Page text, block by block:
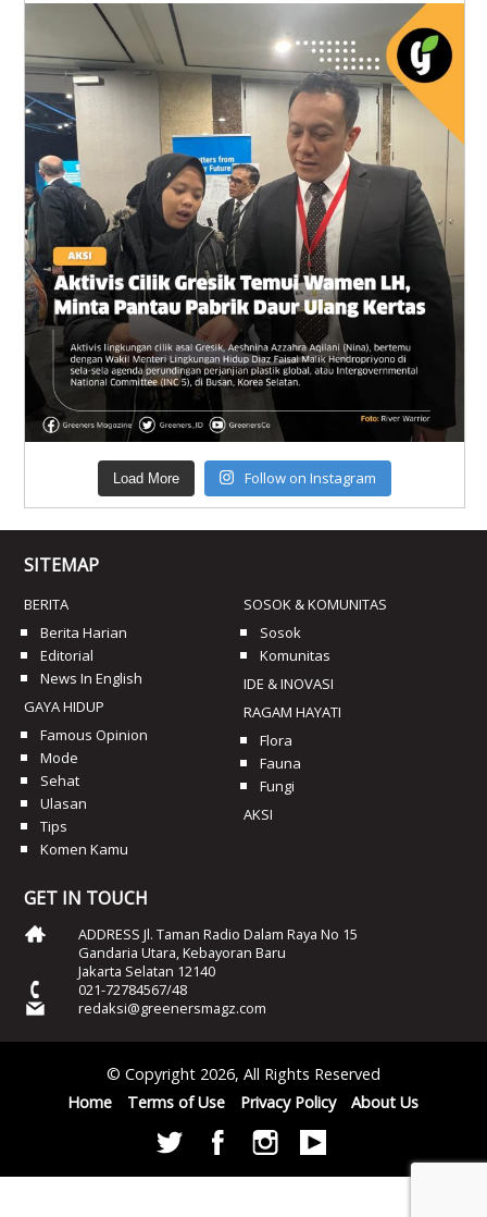
Load More Follow on Instagram
SITEMAP
BERITA
Berita Harian
Editorial
News In English
GAYA HIDUP
Famous Opinion
Mode
Sehat
Ulasan
Tips
Komen Kamu
SOSOK & KOMUNITAS
Sosok
Komunitas
IDE & INOVASI
RAGAM HAYATI
Flora
Fauna
Fungi
AKSI
GET IN TOUCH
ADDRESS Jl. Taman Radio Dalam Raya No 15
Gandaria Utara, Kebayoran Baru
Jakarta Selatan 12140
021-72784567/48
redaksi@greenersmagz.com
© Copyright 2026, All Rights Reserved
Home
Terms of Use Privacy Policy About Us